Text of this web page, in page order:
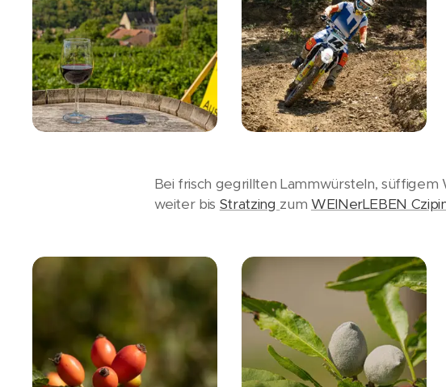
Bei frisch gegrillten Lammwürsteln,
weiter bis Stratzing zum WEINerLEBEN